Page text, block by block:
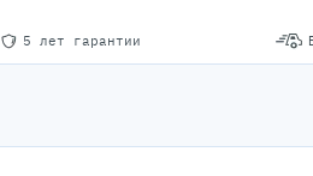
5 лет гарантии